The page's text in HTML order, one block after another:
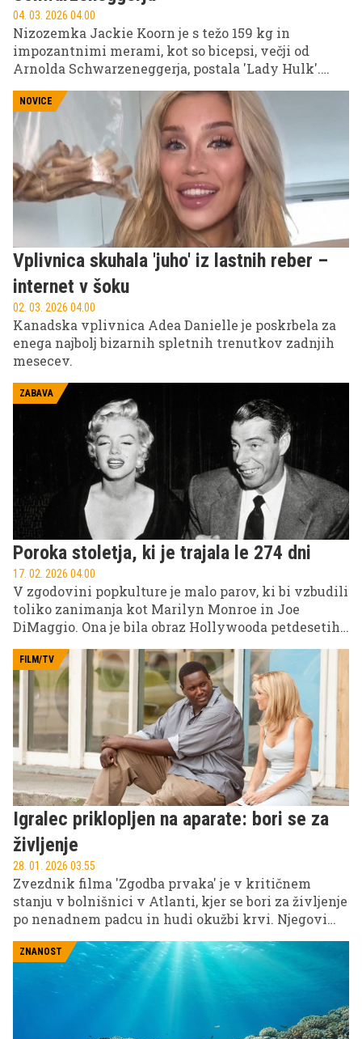
04. 03. 2026 04.00
Nizozemka Jackie Koorn je s težo 159 kg in
impozantnimi merami, kot so bicepsi, večji od
Arnolda Schwarzeneggerja, postala 'Lady Hulk'.
s svojo zgodbo ruši stereotipe in postavlja nove
standarde.
NOVICE
Vplivnica skuhala 'juho' iz lastnih reber –
internet v šoku
02. 03. 2026 04.00
Kanadska vplivnica Adea Danielle je poskrbela za
enega najbolj bizarnih spletnih trenutkov zadnjih
mesecev.
ZABAVA
Poroka stoletja, ki je trajala le 274 dni
17. 02. 2026 04.00
V zgodovini popkulture je malo parov, ki bi vzbudili
toliko zanimanja kot Marilyn Monroe in Joe
DiMaggio. Ona je bila obraz Hollywooda petdesetih
eden največjih bejzbolskih igralcev vseh časov,
nacionalni junak Amerike.
FILM/TV
Igralec priklopljen na aparate: bori se za
življenje
28. 01. 2026 03.55
Zvezdnik filma 'Zgodba prvaka' je v kritičnem
stanju v bolnišnici v Atlanti, kjer se bori za življenje
po nenadnem padcu in hudi okužbi krvi. Njegovi
ZNANOST